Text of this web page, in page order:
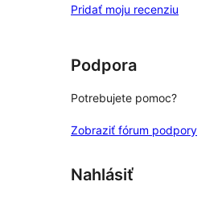
1-
hodnotením
Pridať moju recenziu
Podpora
Potrebujete pomoc?
Zobraziť fórum podpory
Nahlásiť